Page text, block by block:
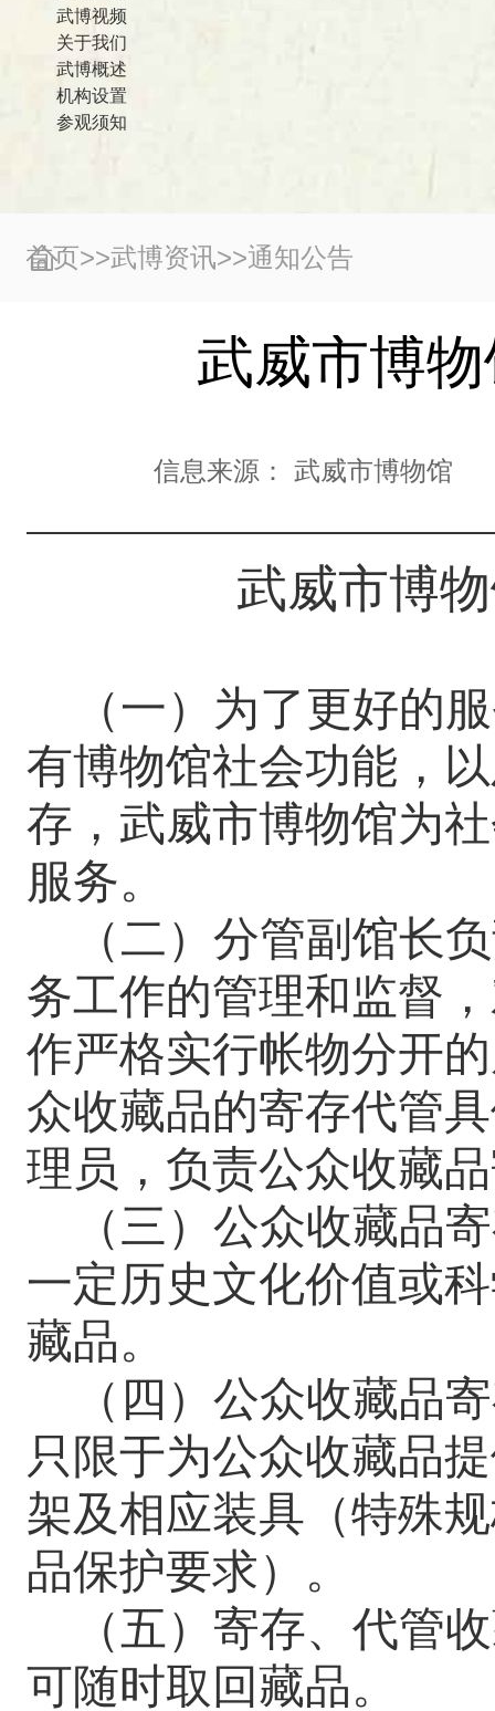
武博视频
关于我们
武博概述
机构设置
参观须知
首页>>武博资讯>>通知公告
武威市博
信息来源：武威市博物馆
武威市博
（一）为了更好的
有博物馆社会功能，
存， 武威市博物馆为
服务。
（二） 分管副馆长
务工作的管理和监督
作严格实行帐物分开
众收藏品的寄存代管
理员，负责公众收藏
（三）公众收藏品
一定历史文化价值或
藏品。
（四）公众收藏品
只限于为公众收藏品
架及相应装具 （特殊
品保护要求）。
（五）寄存、代管
可随时取回藏品。